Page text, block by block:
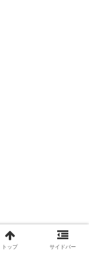
トップ サイドバー